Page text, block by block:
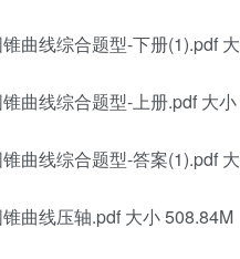
线综合题型-下册(1).pdf
线综合题型-上册.pdf 大小
线综合题型-答案(1).pdf
线压轴.pdf 大小 508.84M